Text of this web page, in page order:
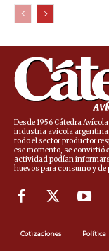
Desde 1956 Cátedra
industria avícola
todo el sector productor
ese momento, se convirtió
actividad podían
huevos para consumo y
Cotizaciones Política